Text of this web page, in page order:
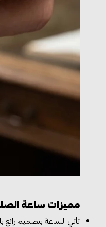
مميزات ساعة
تأتي الساعة بتصميم